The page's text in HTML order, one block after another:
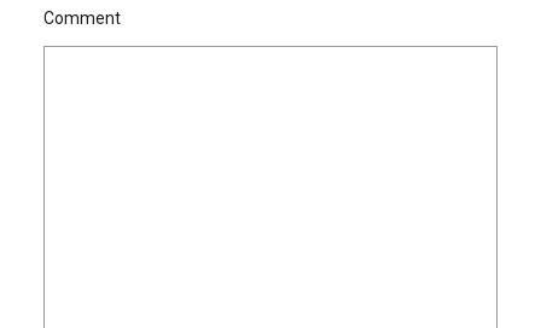
Comment